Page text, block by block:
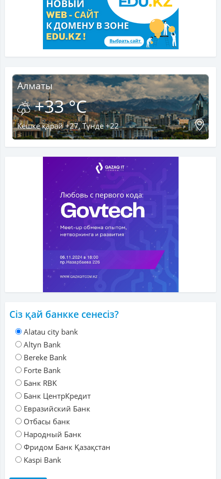
Алматы
+33 °C
Кешке қарай +27, Түнде +22
Сіз қай банкке сенесіз?
Alatau city bank
Altyn Bank
Bereke Bank
Forte Bank
Банк RBK
Банк ЦентрКредит
Евразийский Банк
Отбасы банк
Народный Банк
Фридом Банк Қазақстан
Kaspi Bank